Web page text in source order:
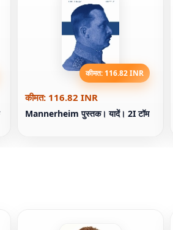
कीमत: 116.82 INR
कीमत: 116.82 INR
Mannerheim पुस्तक। यादें। 2І टॉम